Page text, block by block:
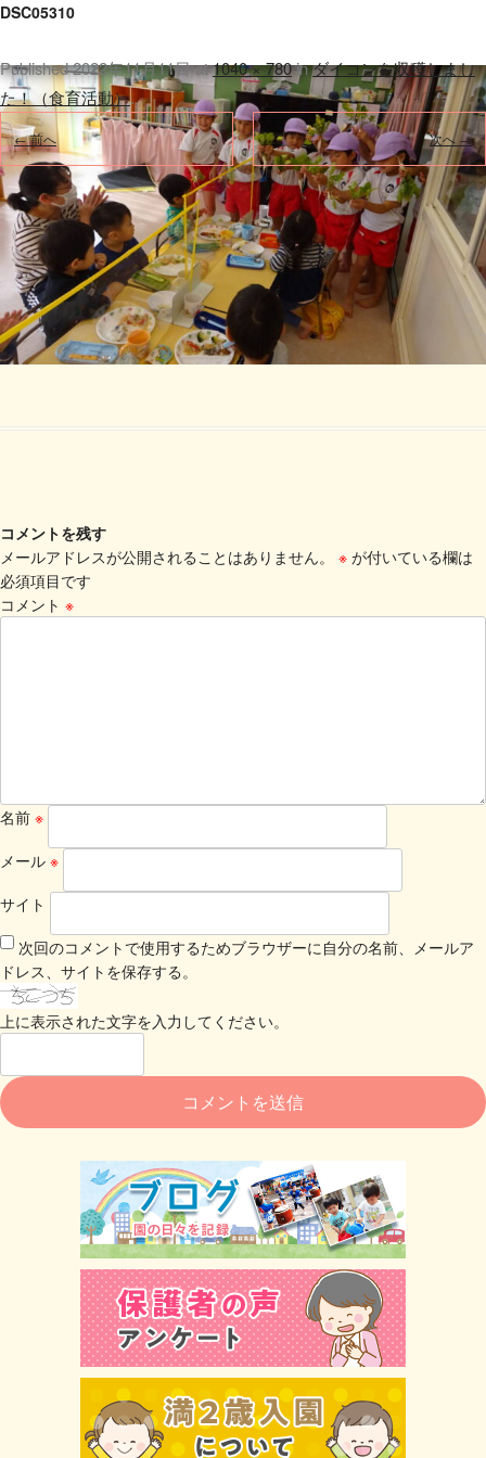
DSC05310
Published2022年11月11日at1040 × 780inダイコンを収穫しまし
た！（食育活動）.
← 前へ 次へ →
コメントを残す
メールアドレスが公開されることはありません。
※ が付いている欄は
必須項目です
コメント ※
名前 ※
メール ※
サイト
次回のコメントで使用するためブラウザーに自分の名前、メールア
ドレス、サイトを保存する。
上に表示された文字を入力してください。